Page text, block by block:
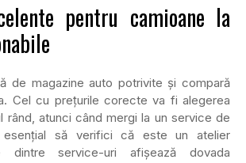
pentru camioane la
de magazine auto potrivite și compară
Cel cu prețurile corecte va fi alegerea
rând, atunci când mergi la un service de
esențial să verifici că este un atelier
dintre service-uri afișează dovada